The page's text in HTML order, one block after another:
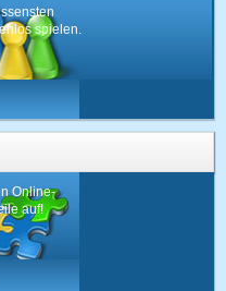
spielen.
Online-
auf!